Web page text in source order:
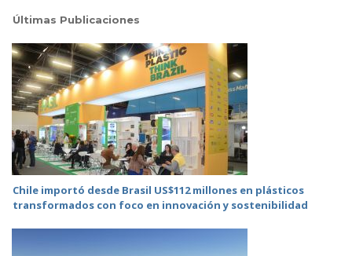
Últimas Publicaciones
Chile importó desde Brasil US$112 millones en plásticos
transformados con foco en innovación y sostenibilidad